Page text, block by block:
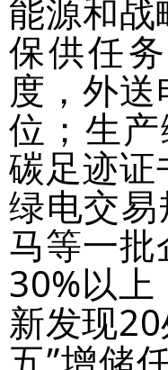
能源和
保供任
度，外
位；生
碳足迹
绿电交
马等一
30%以
新发现